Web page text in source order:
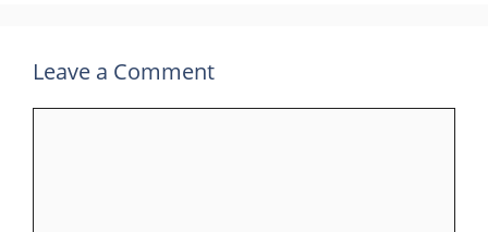
Leave a Comment